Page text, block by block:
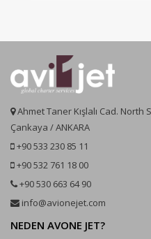
Ahmet Taner Kışlalı Cad. North
Çankaya / ANKARA
+90 533 230 85 11
+90 532 761 18 00
+90 530 663 64 90
info@avionejet.com
NEDEN AVONE JET?